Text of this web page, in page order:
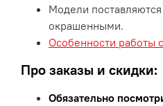
Модели
окрашенными.
Особенности работы
Про заказы и скидки:
Обязательно